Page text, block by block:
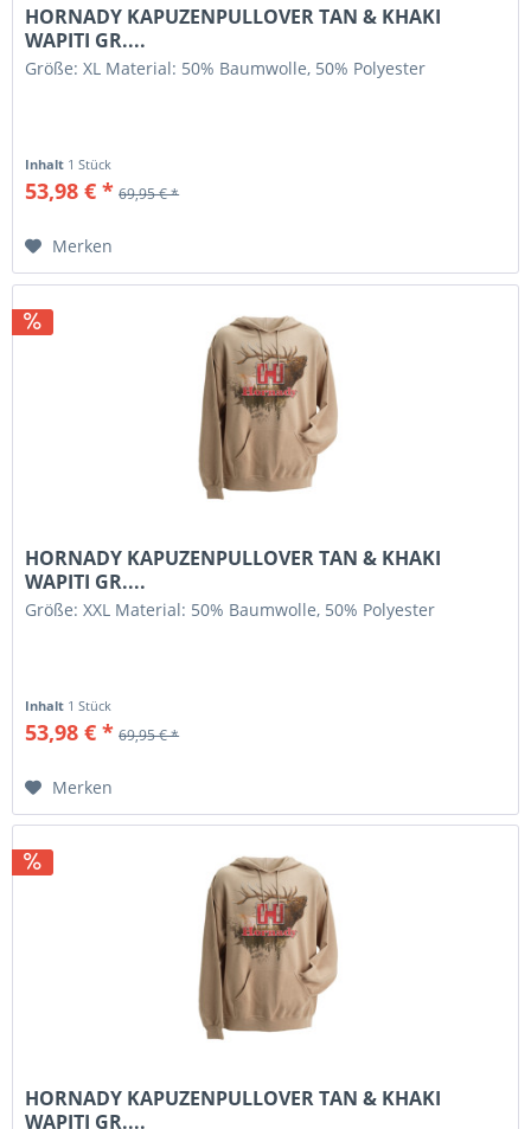
HORNADY KAPUZENPULLOVER TAN & KHAKI
WAPITI GR....
Größe: XL Material: 50% Baumwolle, 50% Polyester
Inhalt 1 Stück
53,98 € * 69,95 € *
Merken
HORNADY KAPUZENPULLOVER TAN & KHAKI
WAPITI GR....
Größe: XXL Material: 50% Baumwolle, 50% Polyester
Inhalt 1 Stück
53,98 € * 69,95 € *
Merken
HORNADY KAPUZENPULLOVER TAN & KHAKI
WAPITI GR....